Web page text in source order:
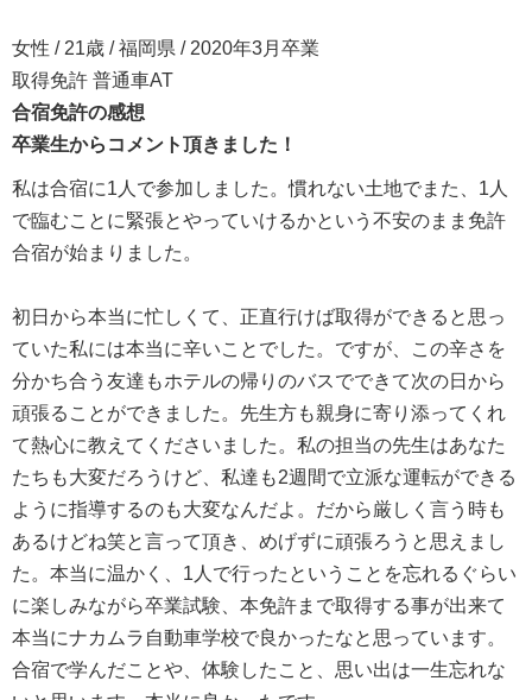
女性 / 21歳 / 福岡県 / 2020年3月卒業
取得免許 普通車AT
合宿免許の感想
卒業生からコメント頂きました！
私は合宿に1人で参加しました。慣れない土地でまた、1人
で臨むことに緊張とやっていけるかという不安のまま免許
合宿が始まりました。
初日から本当に忙しくて、正直行けば取得ができると思っ
ていた私には本当に辛いことでした。ですが、この辛さを
分かち合う友達もホテルの帰りのバスでできて次の日から
頑張ることができました。先生方も親身に寄り添ってくれ
て熱心に教えてくださいました。私の担当の先生はあなた
たちも大変だろうけど、私達も2週間で立派な運転ができる
ように指導するのも大変なんだよ。だから厳しく言う時も
あるけどね笑と言って頂き、めげずに頑張ろうと思えまし
た。本当に温かく、1人で行ったということを忘れるぐらい
に楽しみながら卒業試験、本免許まで取得する事が出来て
本当にナカムラ自動車学校で良かったなと思っています。
合宿で学んだことや、体験したこと、思い出は一生忘れな